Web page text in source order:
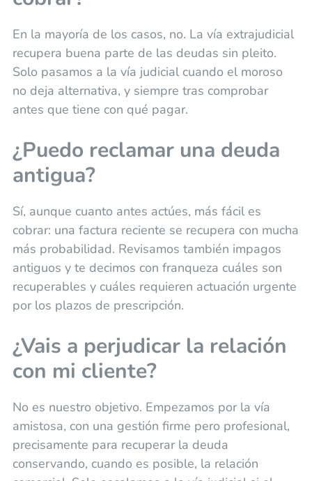
En la mayoría de los casos, no. La vía extrajudicial
recupera buena parte de las deudas sin pleito.
Solo pasamos a la vía judicial cuando el moroso
no deja alternativa, y siempre tras comprobar
antes que tiene con qué pagar.
¿Puedo reclamar una deuda
antigua?
Sí, aunque cuanto antes actúes, más fácil es
cobrar: una factura reciente se recupera con mucha
más probabilidad. Revisamos también impagos
antiguos y te decimos con franqueza cuáles son
recuperables y cuáles requieren actuación urgente
por los plazos de prescripción.
¿Vais a perjudicar la relación
con mi cliente?
No es nuestro objetivo. Empezamos por la vía
amistosa, con una gestión firme pero profesional,
precisamente para recuperar la deuda
conservando, cuando es posible, la relación